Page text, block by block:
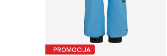
PROMOCIJA